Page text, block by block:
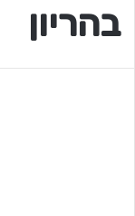
בהריון